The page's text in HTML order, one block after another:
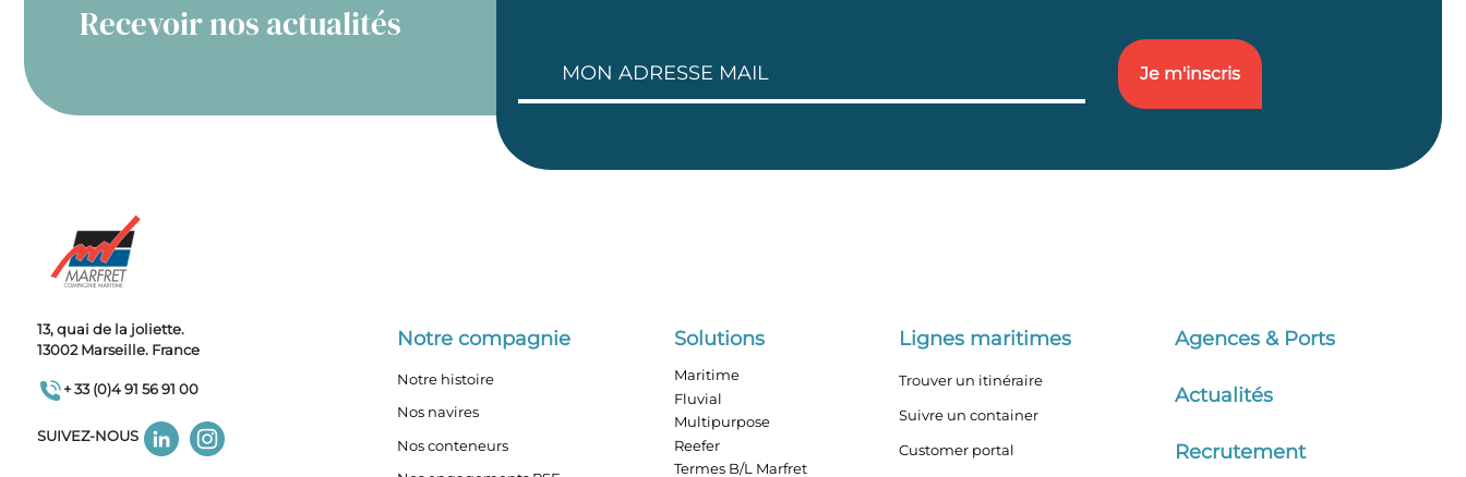
Recevoir nos actualités
13, quai de la joliette.
13002 Marseille. France
+ 33 (0)4 91 56 91 00
SUIVEZ-NOUS
Notre compagnie
Notre histoire
Nos navires
Nos conteneurs
Solutions
Maritime
Fluvial
Multipurpose
Reefer
Termes B/L Marfret
Lignes maritimes
Trouver un itinéraire
Suivre un container
Customer portal
Agences & Ports
Actualités
Recrutement